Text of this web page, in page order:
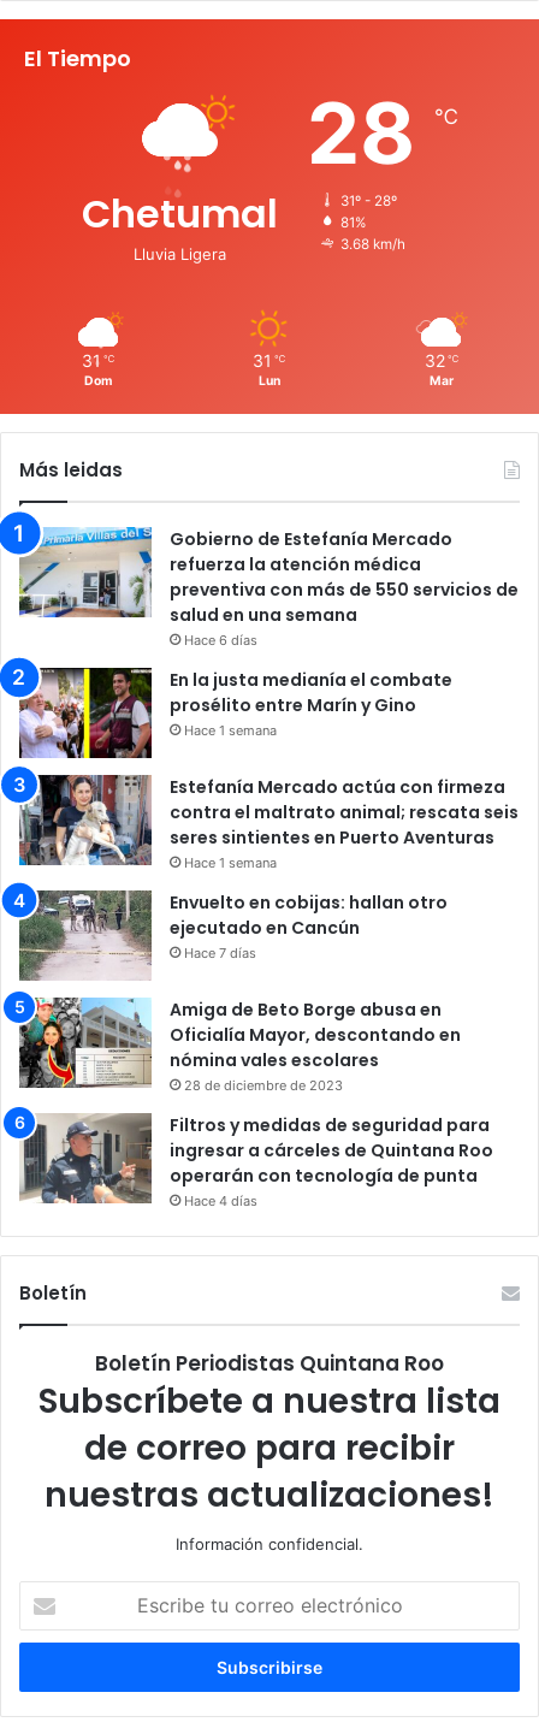
El Tiempo
Chetumal
Lluvia Ligera
28 ℃
31º - 28º
81%
3.68 km/h
31 ℃
Dom
31 ℃
Lun
32 ℃
Mar
Más leidas
Gobierno de Estefanía Mercado
refuerza la atención médica
preventiva con más de 550 servicios de
salud en una semana
Hace 6 días
En la justa medianía el combate
prosélito entre Marín y Gino
Hace 1 semana
Estefanía Mercado actúa con firmeza
contra el maltrato animal; rescata seis
seres sintientes en Puerto Aventuras
Hace 1 semana
Envuelto en cobijas: hallan otro
ejecutado en Cancún
Hace 7 días
Amiga de Beto Borge abusa en
Oficialía Mayor, descontando en
nómina vales escolares
28 de diciembre de 2023
Filtros y medidas de seguridad para
ingresar a cárceles de Quintana Roo
operarán con tecnología de punta
Hace 4 días
Boletín
Boletín Periodistas Quintana Roo
Subscríbete a nuestra lista
de correo para recibir
nuestras actualizaciones!
Información confidencial.
correo